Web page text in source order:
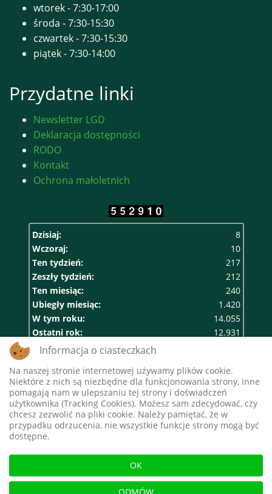
wtorek - 7:30-17:00
środa - 7:30-15:30
czwartek - 7:30-15:30
piątek - 7:30-14:00
Przydatne linki
Newsletter LGD
Deklaracja dostępności
RODO
Kontakt
Ochrona małoletnich
Dzisiaj:
8
Wczoraj:
10
Ten tydzień:
217
Zeszły tydzień:
212
Ten miesiąc:
240
Ubiegły miesiąc:
1.420
W tym roku:
14.055
Ostatni rok:
12.931
Razem:
"Europejski Fundusz Rolny na rzecz Rozwoju
Obszarów Wiejskich: Europa inwestująca w obszary
Informacja o ciasteczkach
Na naszej stronie internetowej używamy plików cookie.
Niektóre z nich są niezbędne dla funkcjonowania strony, inne
pomagają nam w ulepszaniu tej strony i doświadczeń
użytkownika (Tracking Cookies). Możesz sam zdecydować, czy
chcesz zezwolić na pliki cookie. Należy pamiętać, że w
przypadku odrzucenia, nie wszystkie funkcje strony mogą być
dostępne.
OK